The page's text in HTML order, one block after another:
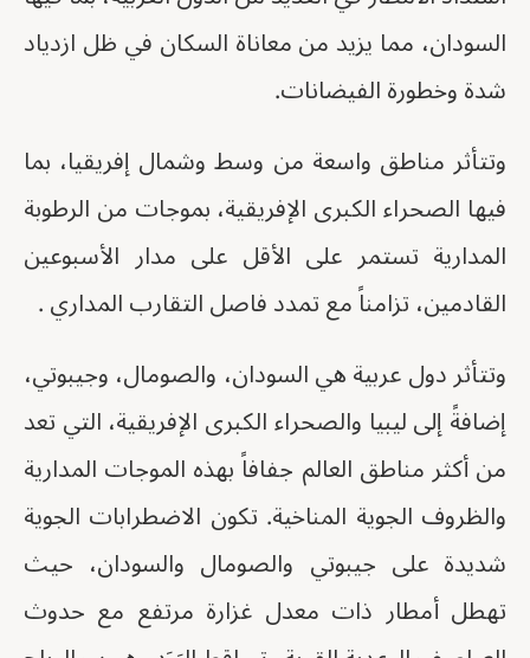
السودان، مما يزيد من معاناة السكان في ظل ازدياد
شدة وخطورة الفيضانات.
وتتأثر مناطق واسعة من وسط وشمال إفريقيا، بما
فيها الصحراء الكبرى الإفريقية، بموجات من الرطوبة
المدارية تستمر على الأقل على مدار الأسبوعين
القادمين، تزامناً مع تمدد فاصل التقارب المداري .
وتتأثر دول عربية هي السودان، والصومال، وجيبوتي،
إضافةً إلى ليبيا والصحراء الكبرى الإفريقية، التي تعد
من أكثر مناطق العالم جفافاً بهذه الموجات المدارية
والظروف الجوية المناخية. تكون الاضطرابات الجوية
شديدة على جيبوتي والصومال والسودان، حيث
تهطل أمطار ذات معدل غزارة مرتفع مع حدوث